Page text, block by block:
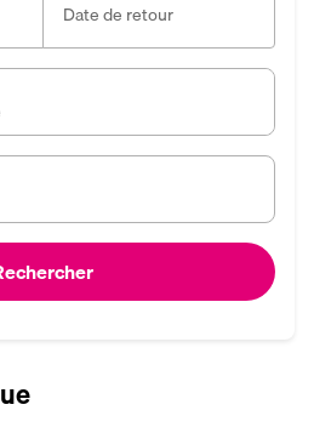
Date de retour